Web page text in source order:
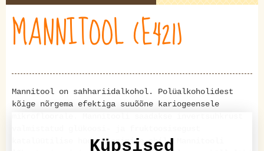
MANNITOOL (E421)
Mannitool on sahhariidalkohol. Polüalkoholidest
kõige nõrgema efektiga suuõõne kariogeensele
katalüütilise hüdrogeenimise abil. Mannitooli
Küpsised